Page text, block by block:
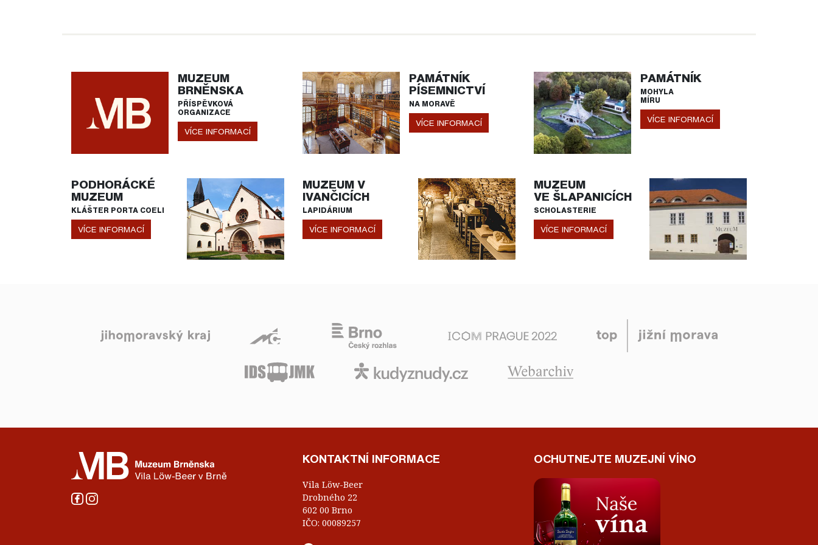
MUZEUM
BRNĚNSKA
PŘÍSPĚVKOVÁ
ORGANIZACE
VÍCE INFORMACÍ
PAMÁTNÍK
PÍSEMNICTVÍ
NA MORAVĚ
VÍCE INFORMACÍ
PAMÁTNÍK
MOHYLA
MÍRU
VÍCE INFORMACÍ
PODHORÁCKÉ
MUZEUM
KLÁŠTER PORTA COELI
VÍCE INFORMACÍ
MUZEUM V
IVANČICÍCH
LAPIDÁRIUM
VÍCE INFORMACÍ
MUZEUM
VE ŠLAPANICÍCH
SCHOLASTERIE
VÍCE INFORMACÍ
KONTAKTNÍ INFORMACE
Vila Löw-Beer
Drobného 22
602 00 Brno
IČO: 00089257
OCHUTNEJTE MUZEJNÍ VÍNO